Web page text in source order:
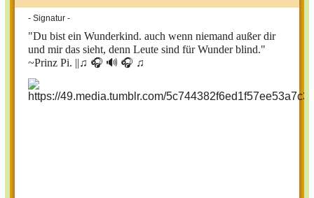
- Signatur -
"Du bist ein Wunderkind. auch wenn niemand außer dir
und mir das sieht, denn Leute sind für Wunder blind."
~Prinz Pi. ||♫ 🎧 🔊 🎧 ♫